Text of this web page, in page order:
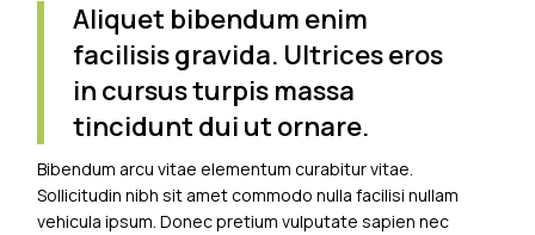
Aliquet bibendum enim
facilisis gravida. Ultrices eros
in cursus turpis massa
tincidunt dui ut ornare.
Bibendum arcu vitae elementum curabitur vitae.
Sollicitudin nibh sit amet commodo nulla facilisi nullam
vehicula ipsum. Donec pretium vulputate sapien nec